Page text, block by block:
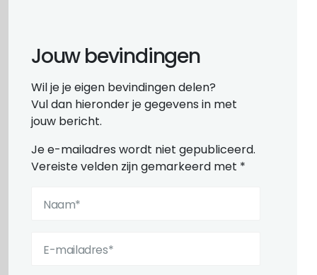
Jouw bevindingen
Wil je je eigen bevindingen delen?
Vul dan hieronder je gegevens in met
jouw bericht.
Je e-mailadres wordt niet gepubliceerd.
Vereiste velden zijn gemarkeerd met *